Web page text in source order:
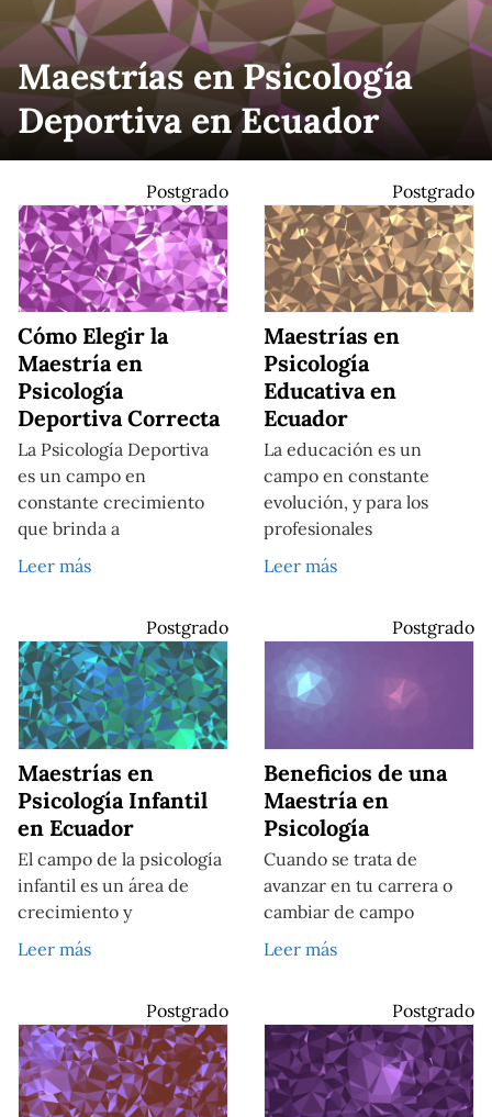
Maestrías en Psicología
Deportiva en Ecuador
Postgrado
Cómo Elegir la
Maestría en
Psicología
Deportiva Correcta
La Psicología Deportiva
es un campo en
constante crecimiento
que brinda a
Leer más
Postgrado
Maestrías en
Psicología
Educativa en
Ecuador
La educación es un
campo en constante
evolución, y para los
profesionales
Leer más
Postgrado
Maestrías en
Psicología Infantil
en Ecuador
El campo de la psicología
infantil es un área de
crecimiento y
Leer más
Postgrado
Beneficios de una
Maestría en
Psicología
Cuando se trata de
avanzar en tu carrera o
cambiar de campo
Leer más
Postgrado Postgrado